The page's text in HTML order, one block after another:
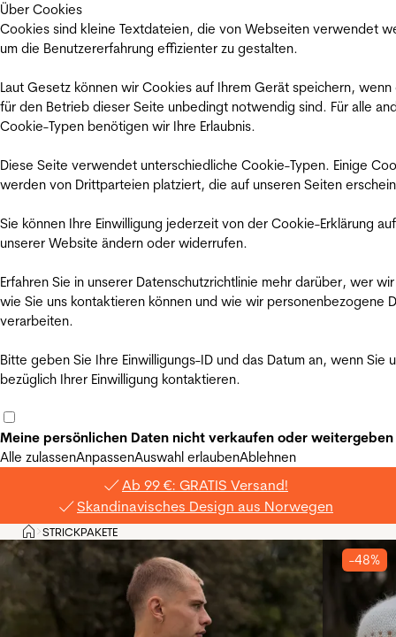
Über Cookies
Cookies sind kleine Textdateien, die von Webseiten verwendet
um die Benutzererfahrung effizienter zu gestalten.
Laut Gesetz können wir Cookies auf Ihrem Gerät speichern, wenn
für den Betrieb dieser Seite unbedingt notwendig sind. Für alle
Cookie-Typen benötigen wir Ihre Erlaubnis.
Diese Seite verwendet unterschiedliche Cookie-Typen. Einige
werden von Drittparteien platziert, die auf unseren Seiten
Sie können Ihre Einwilligung jederzeit von der Cookie-Erklärung auf
unserer Website ändern oder widerrufen.
Erfahren Sie in unserer Datenschutzrichtlinie mehr darüber, wer
wie Sie uns kontaktieren können und wie wir personenbezogene
verarbeiten.
Bitte geben Sie Ihre Einwilligungs-ID und das Datum an, wenn Sie
bezüglich Ihrer Einwilligung kontaktieren.
Meine persönlichen Daten nicht verkaufen oder weitergeben
Alle zulassenAnpassenAuswahl erlaubenAblehnen
Ab 99 €: GRATIS Versand!
Skandinavisches Design aus Norwegen
Privat
>STRICKPAKETE
-48%